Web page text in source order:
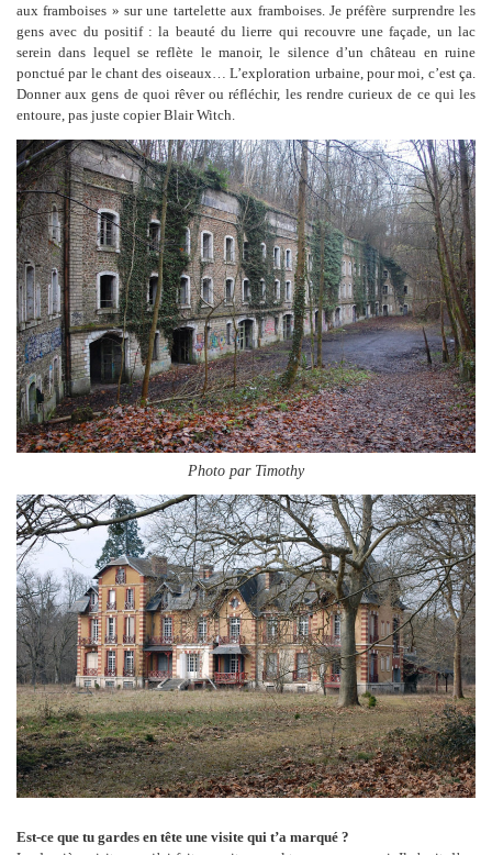
aux framboises » sur une tartelette aux framboises. Je préfère surprendre les
gens avec du positif : la beauté du lierre qui recouvre une façade, un lac
serein dans lequel se reflète le manoir, le silence d’un château en ruine
ponctué par le chant des oiseaux… L’exploration urbaine, pour moi, c’est ça.
Donner aux gens de quoi rêver ou réfléchir, les rendre curieux de ce qui les
entoure, pas juste copier Blair Witch.
Photo par Timothy
Est-ce que tu gardes en tête une visite qui t’a marqué ?